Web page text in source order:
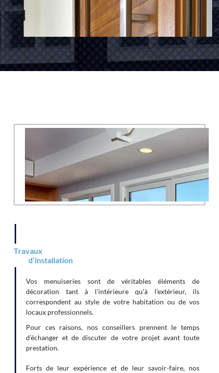
Travaux
d’installation
Vos menuiseries sont de véritables éléments de
décoration tant à l’intérieure qu’à l’extérieur, ils
correspondent au style de votre habitation ou de vos
locaux professionnels.
Pour ces raisons, nos conseillers prennent le temps
d’échanger et de discuter de votre projet avant toute
prestation.
Forts de leur expérience et de leur savoir-faire, nos